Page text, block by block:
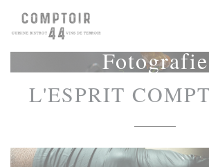
Panel pro správu cookies
Fotografie
L'ESPRIT